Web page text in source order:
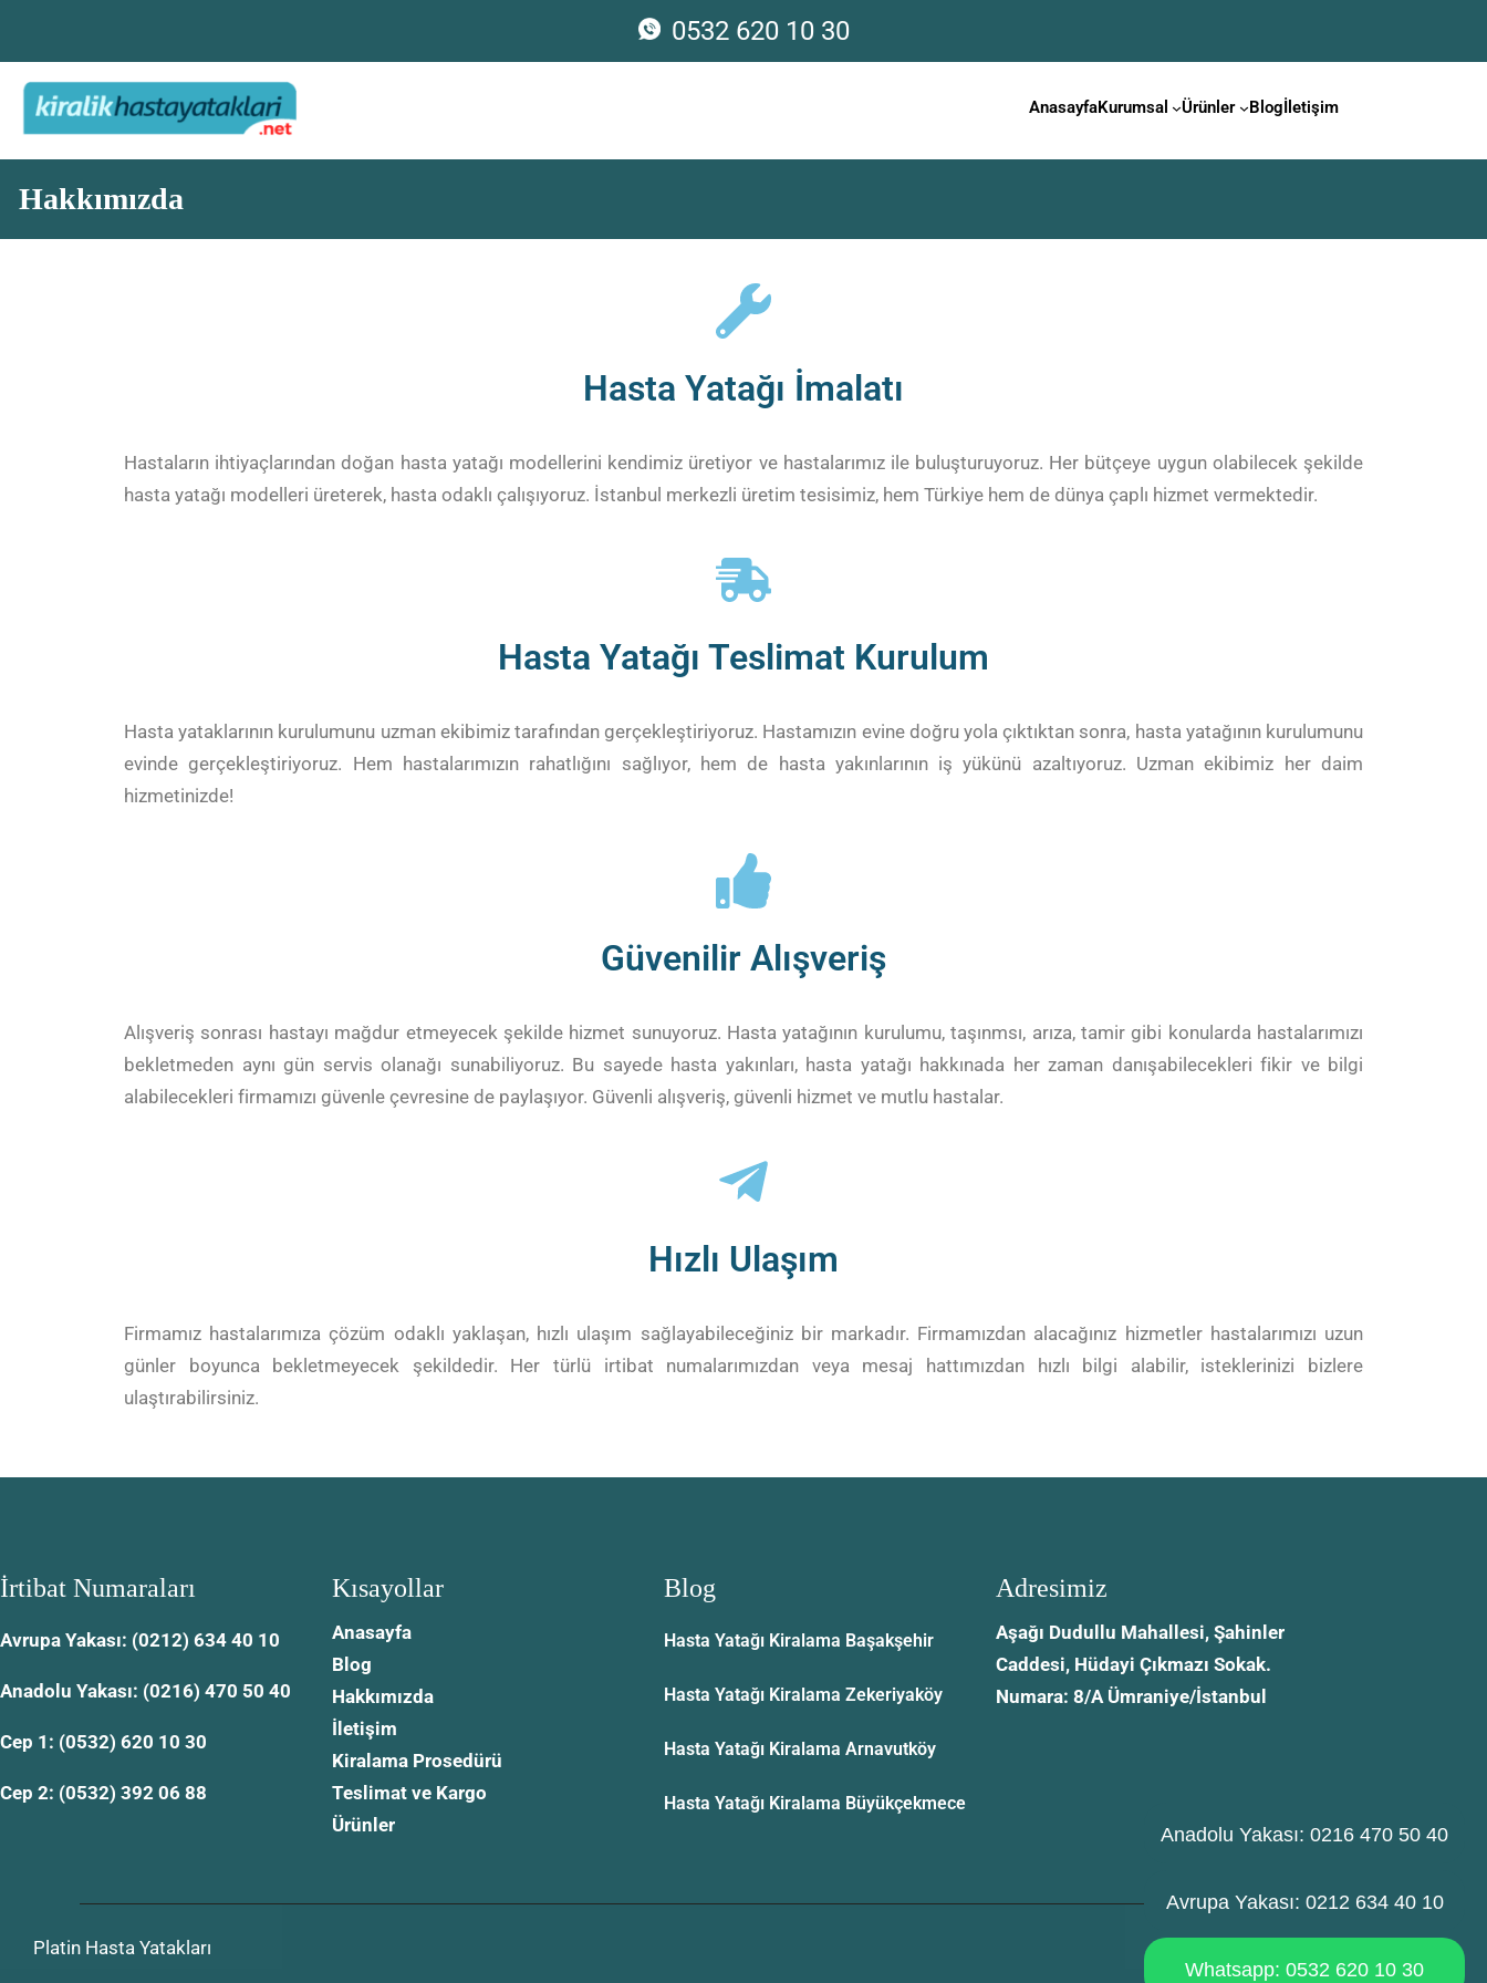
0532 620 10 30
AnasayfaKurumsal Ürünler Blog İletişim
Hakkımızda
Hasta Yatağı İmalatı
Hastaların ihtiyaçlarından doğan hasta yatağı modellerini kendimiz üretiyor ve hastalarımız ile buluşturuyoruz. Her bütçeye uygun olabilecek şekilde
hasta yatağı modelleri üreterek, hasta odaklı çalışıyoruz. İstanbul merkezli üretim tesisimiz, hem Türkiye hem de dünya çaplı hizmet vermektedir.
Hasta Yatağı Teslimat Kurulum
Hasta yataklarının kurulumunu uzman ekibimiz tarafından gerçekleştiriyoruz. Hastamızın evine doğru yola çıktıktan sonra, hasta yatağının kurulumunu
evinde gerçekleştiriyoruz. Hem hastalarımızın rahatlığını sağlıyor, hem de hasta yakınlarının iş yükünü azaltıyoruz. Uzman ekibimiz her daim
hizmetinizde!
Güvenilir Alışveriş
Alışveriş sonrası hastayı mağdur etmeyecek şekilde hizmet sunuyoruz. Hasta yatağının kurulumu, taşınmsı, arıza, tamir gibi konularda hastalarımızı
bekletmeden aynı gün servis olanağı sunabiliyoruz. Bu sayede hasta yakınları, hasta yatağı hakkınada her zaman danışabilecekleri fikir ve bilgi
alabilecekleri firmamızı güvenle çevresine de paylaşıyor. Güvenli alışveriş, güvenli hizmet ve mutlu hastalar.
Hızlı Ulaşım
Firmamız hastalarımıza çözüm odaklı yaklaşan, hızlı ulaşım sağlayabileceğiniz bir markadır. Firmamızdan alacağınız hizmetler hastalarımızı uzun
günler boyunca bekletmeyecek şekildedir. Her türlü irtibat numalarımızdan veya mesaj hattımızdan hızlı bilgi alabilir, isteklerinizi bizlere
ulaştırabilirsiniz.
İrtibat Numaraları
Avrupa Yakası: (0212) 634 40 10
Anadolu Yakası: (0216) 470 50 40
Cep 1: (0532) 620 10 30
Cep 2: (0532) 392 06 88
Kısayollar
Anasayfa
Blog
Hakkımızda
İletişim
Kiralama Prosedürü
Teslimat ve Kargo
Ürünler
Blog
Hasta Yatağı Kiralama Başakşehir
Hasta Yatağı Kiralama Zekeriyaköy
Hasta Yatağı Kiralama Arnavutköy
Hasta Yatağı Kiralama Büyükçekmece
Adresimiz
Aşağı Dudullu Mahallesi, Şahinler
Caddesi, Hüdayi Çıkmazı Sokak.
Numara: 8/A Ümraniye/İstanbul
Platin Hasta Yatakları
Anadolu Yakası: 0216 470 50 40
Avrupa Yakası: 0212 634 40 10
Whatsapp: 0532 620 10 30